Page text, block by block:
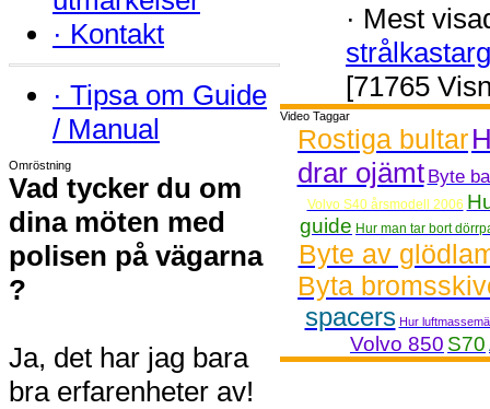
· Kontakt
· Tipsa om Guide
/ Manual
Omröstning
Vad tycker du om
dina möten med
polisen på vägarna
?
Ja, det har jag bara
bra erfarenheter av!
· Mest
[71765
Video Taggar
Rostiga bultar
drar ojämt Byte
Volvo S40 årsmodell 2006
guide Hur man tar bort
Byte av
Byta
spacers Hur
Volvo 850 S70